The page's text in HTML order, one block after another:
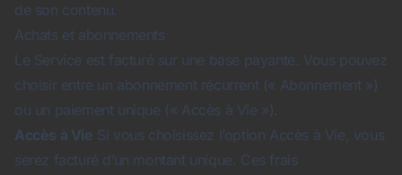
de son contenu.
Achats et abonnements
Le Service est facturé sur une base payante. Vous pouvez
choisir entre un abonnement récurrent (« Abonnement »)
ou un paiement unique (« Accès à Vie »).
Accès à Vie Si vous choisissez l’option Accès à Vie, vous
serez facturé d’un montant unique. Ces frais